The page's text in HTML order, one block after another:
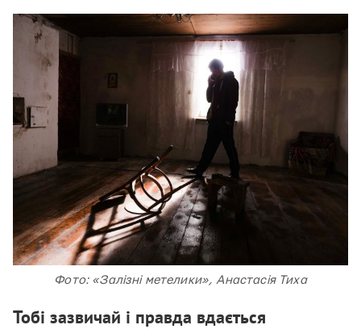
Фото: «Залізні метелики», Анастасія Тиха
Тобі зазвичай і правда вдається